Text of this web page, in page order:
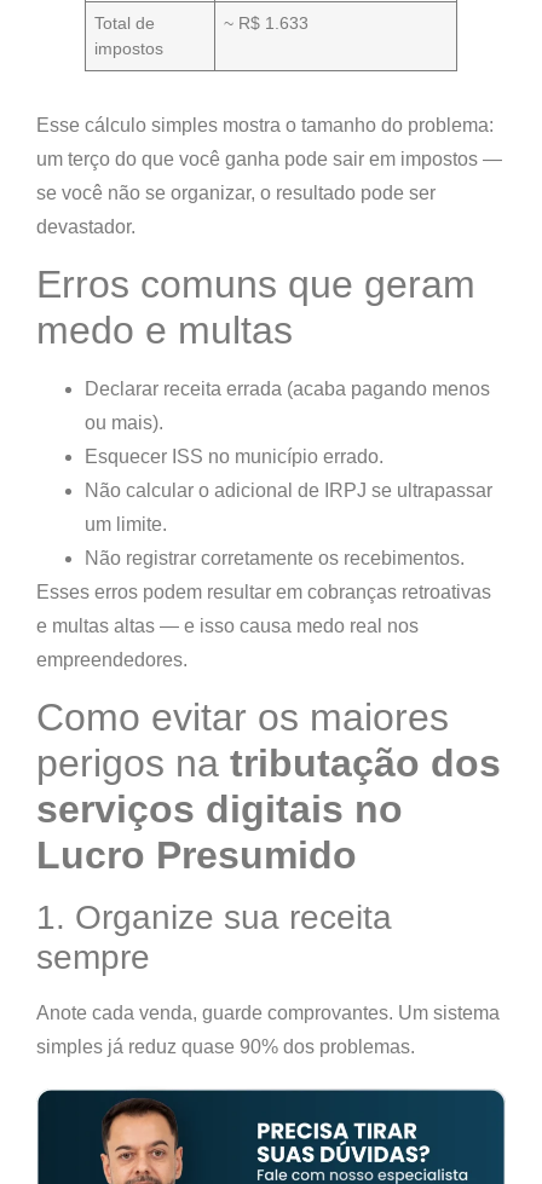
Total de
impostos
~ R$ 1.633
Esse cálculo simples mostra o tamanho do problema:
um terço do que você ganha pode sair em impostos —
se você não se organizar, o resultado pode ser
devastador.
Erros comuns que geram
medo e multas
Declarar receita errada (acaba pagando menos
ou mais).
Esquecer ISS no município errado.
Não calcular o adicional de IRPJ se ultrapassar
um limite.
Não registrar corretamente os recebimentos.
Esses erros podem resultar em cobranças retroativas
e multas altas — e isso causa medo real nos
empreendedores.
Como evitar os maiores
perigos na tributação dos
serviços digitais no
Lucro Presumido
1. Organize sua receita
sempre
Anote cada venda, guarde comprovantes. Um sistema
simples já reduz quase 90% dos problemas.